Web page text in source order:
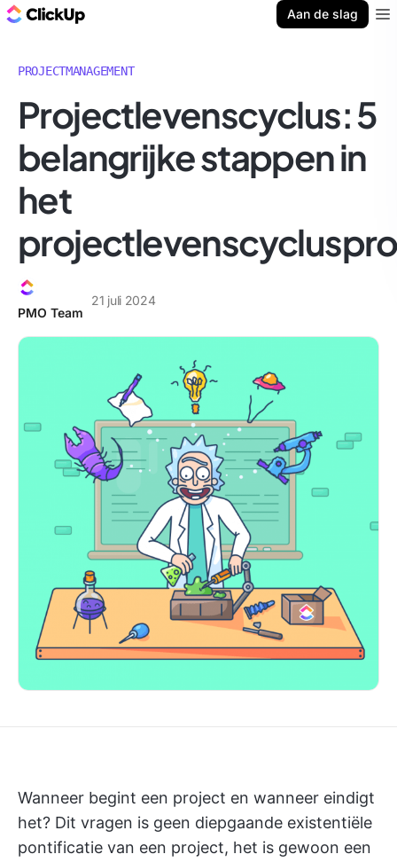
Aan de slag
PROJECTMANAGEMENT
Projectlevenscyclus: 5
belangrijke stappen in
het
PMO Team
21 juli 2024
Wanneer begint een project en wanneer eindigt
het? Dit vragen is geen diepgaande existentiële
pontificatie van een project, het is gewoon een